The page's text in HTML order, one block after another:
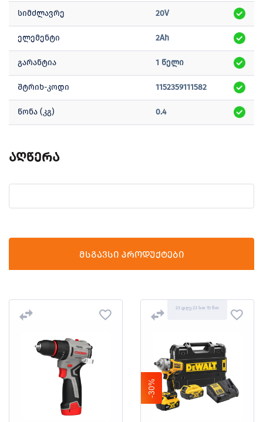
სიმძლავრე
20V
ელემენტი 2Ah
გარანტია 1 წელი
შტრიხ-კოდი 1152359111582
წონა (კგ) 0.4
აღწერა
მსგავსი პროდუქტები
23 დღე 23 სთ 15 წთ
-30%